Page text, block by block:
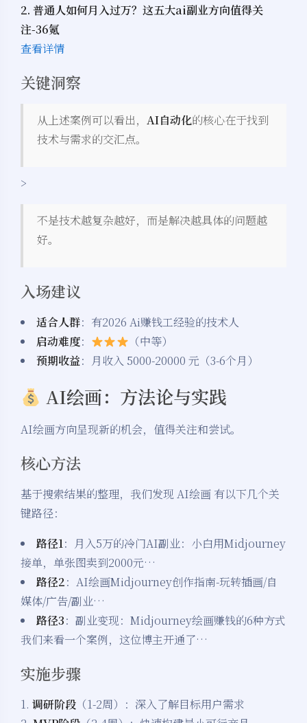
2. 普通人如何月入过万？这五大ai副业方向值得关
注-36氪
查看详情
关键洞察
从上述案例可以看出， AI自动化的核心在于找到
技术与需求的交汇点。
>
不是技术越复杂越好，而是解决越具体的问题越
好。
入场建议
适合人群：有2026 Ai赚钱工经验的技术人
启动难度：
（中等）
预期收益：月收入 5000-20000 元（3-6个月）
AI绘画：方法论与实践
AI绘画方向呈现新的机会，值得关注和尝试。
核心方法
基于搜索结果的整理，我们发现 AI绘画 有以下几个关
键路径：
路径1：月入5万的冷门AI副业：小白用Midjourney
接单，单张图卖到2000元…
路径2：AI绘画Midjourney创作指南-玩转插画/自
媒体/广告/副业…
路径3：副业变现：Midjourney绘画赚钱的6种方式
我们来看一个案例，这位博主开通了…
实施步骤
1. 调研阶段 （1-2周）：深入了解目标用户需求